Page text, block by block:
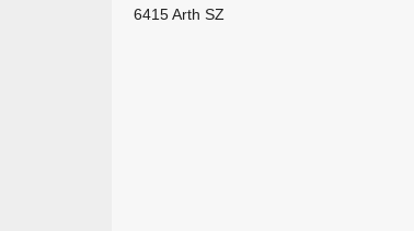
6415 Arth SZ